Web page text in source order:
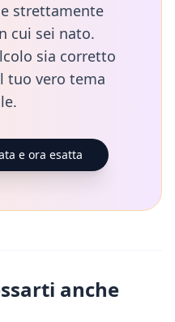
strettamente
cui sei nato.
sia corretto
tuo vero tema
e ora esatta
anche